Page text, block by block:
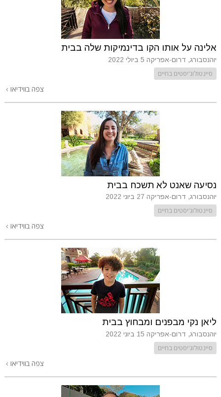
אלינה על אותו הקו בדינמיקות שלה בבית
יוהנסבורג, דרום-אפריקה 5 ביולי 2022
סיינטולוג'יסטים בחיים
צפה בווידיאו
נסיעה שאנט לא תשכח בבית
יוהנסבורג, דרום-אפריקה 27 ביוני 2022
סיינטולוג'יסטים בחיים
צפה בווידיאו
ליאן נקי מבפנים ומבחוץ בבית
יוהנסבורג, דרום-אפריקה 15 ביוני 2022
סיינטולוג'יסטים בחיים
צפה בווידיאו